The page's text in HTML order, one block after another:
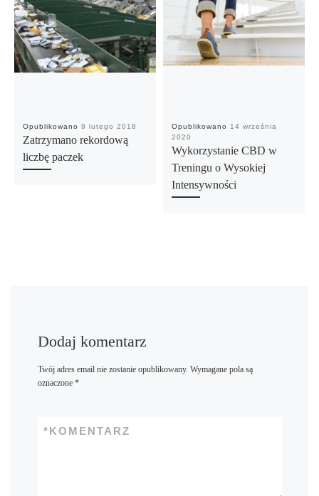
Opublikowano 9 lutego 2018
Zatrzymano rekordową
liczbę paczek
Opublikowano
14 września
2020
Wykorzystanie CBD w
Treningu o Wysokiej
Intensywności
Dodaj komentarz
Twój adres email nie zostanie opublikowany. Wymagane pola są
oznaczone *
KOMENTARZ
*